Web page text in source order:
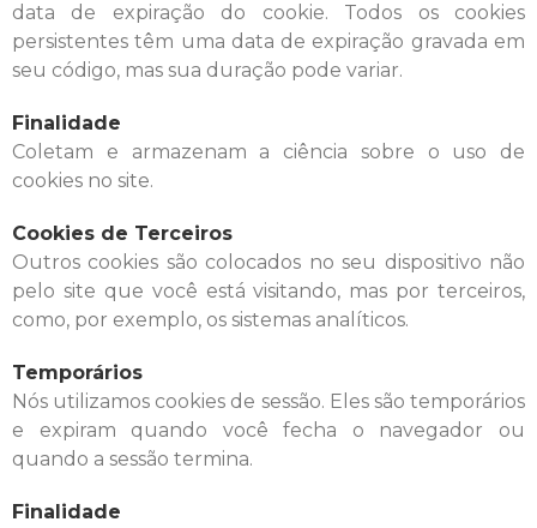
data de expiração do cookie. Todos os cookies
persistentes têm uma data de expiração gravada em
seu código, mas sua duração pode variar.
Finalidade
Coletam e armazenam a ciência sobre o uso de
cookies no site.
Cookies de Terceiros
Outros cookies são colocados no seu dispositivo não
pelo site que você está visitando, mas por terceiros,
como, por exemplo, os sistemas analíticos.
Temporários
Nós utilizamos cookies de sessão. Eles são temporários
e expiram quando você fecha o navegador ou
quando a sessão termina.
Finalidade